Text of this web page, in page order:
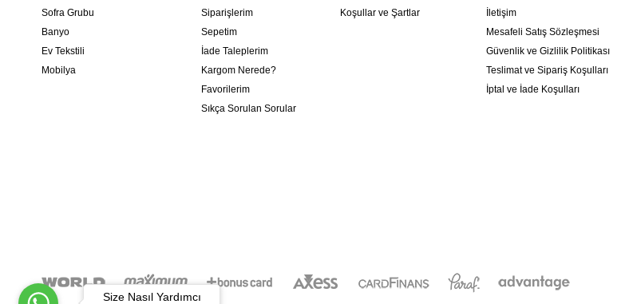
Sofra Grubu
Banyo
Ev Tekstili
Mobilya
Siparişlerim
Sepetim
İade Taleplerim
Kargom Nerede?
Favorilerim
Sıkça Sorulan Sorular
Koşullar ve Şartlar
İletişim
Mesafeli Satış Sözleşmesi
Güvenlik ve Gizlilik Politikası
Teslimat ve Sipariş Koşulları
İptal ve İade Koşulları
Size Nasıl Yardımcı